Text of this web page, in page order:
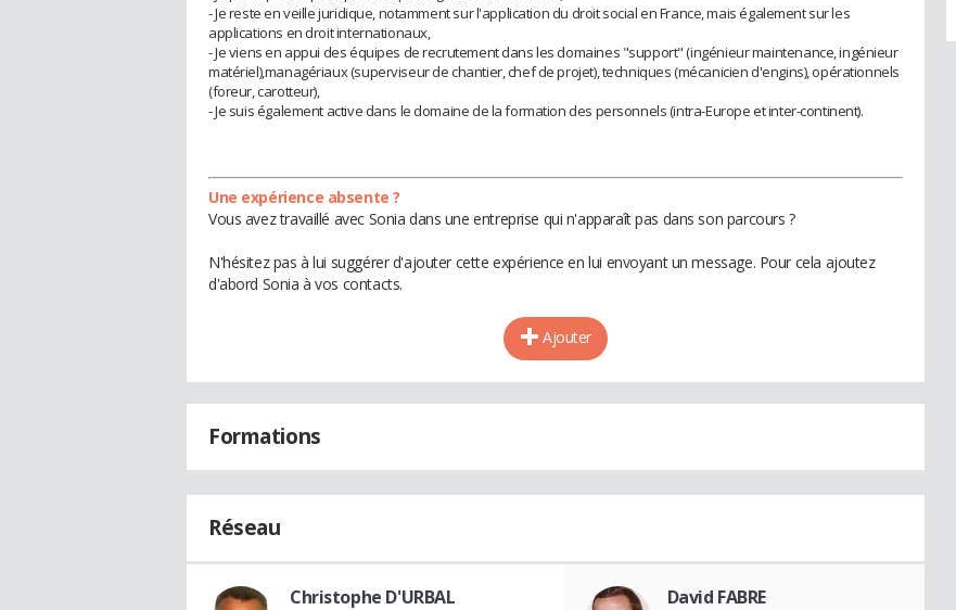
- Je reste en veille juridique, notamment sur l'application du droit social en France, mais également sur les
applications en droit internationaux,
- Je viens en appui des équipes de recrutement dans les domaines "support" (ingénieur maintenance, ingénieur
matériel),managériaux (superviseur de chantier, chef de projet), techniques (mécanicien d'engins), opérationnels
(foreur, carotteur),
- Je suis également active dans le domaine de la formation des personnels (intra-Europe et inter-continent).
Une expérience absente ?
Vous avez travaillé avec Sonia dans une entreprise qui n'apparaît pas dans son parcours ?
N'hésitez pas à lui suggérer d'ajouter cette expérience en lui envoyant un message. Pour cela ajoutez
d'abord Sonia à vos contacts.
Ajouter
Formations
Réseau
Christophe D'URBAL David FABRE